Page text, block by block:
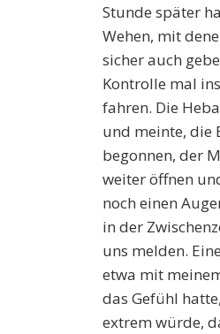
Stunde später
Wehen, mit
sicher auch
Kontrolle mal
fahren. Die
und meinte, die
begonnen, der
weiter öffnen
noch einen
in der
uns melden.
etwa mit
das Gefühl
extrem würde,